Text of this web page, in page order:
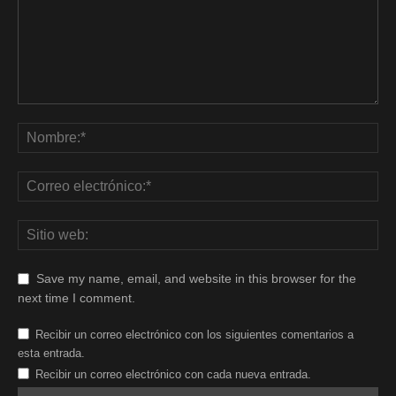
Save my name, email, and website in this browser for the
next time I comment.
Recibir un correo electrónico con los siguientes comentarios a
esta entrada.
Recibir un correo electrónico con cada nueva entrada.